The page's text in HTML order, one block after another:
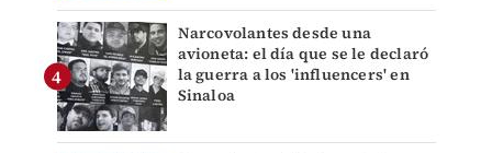
Narcovolantes desde una
avioneta: el día que se le declaró
la guerra a los 'influencers' en
Sinaloa